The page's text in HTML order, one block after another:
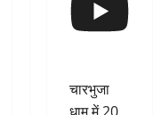
चारभुजा